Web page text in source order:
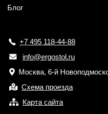
Блог
+7 495 118-44-88
info@ergostol.ru
Москва, 6-й
Схема проезда
Карта сайта